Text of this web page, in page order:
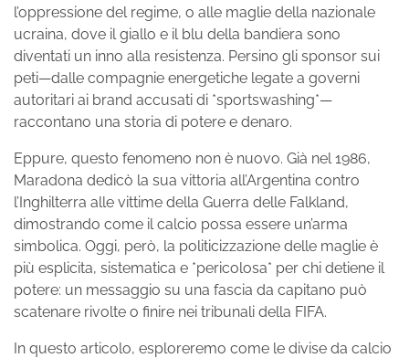
l’oppressione del regime, o alle maglie della nazionale
ucraina, dove il giallo e il blu della bandiera sono
diventati un inno alla resistenza. Persino gli sponsor sui
peti—dalle compagnie energetiche legate a governi
autoritari ai brand accusati di *sportswashing*—
raccontano una storia di potere e denaro.
Eppure, questo fenomeno non è nuovo. Già nel 1986,
Maradona dedicò la sua vittoria all’Argentina contro
l’Inghilterra alle vittime della Guerra delle Falkland,
dimostrando come il calcio possa essere un’arma
simbolica. Oggi, però, la politicizzazione delle maglie è
più esplicita, sistematica e *pericolosa* per chi detiene il
potere: un messaggio su una fascia da capitano può
scatenare rivolte o finire nei tribunali della FIFA.
In questo articolo, esploreremo come le divise da calcio